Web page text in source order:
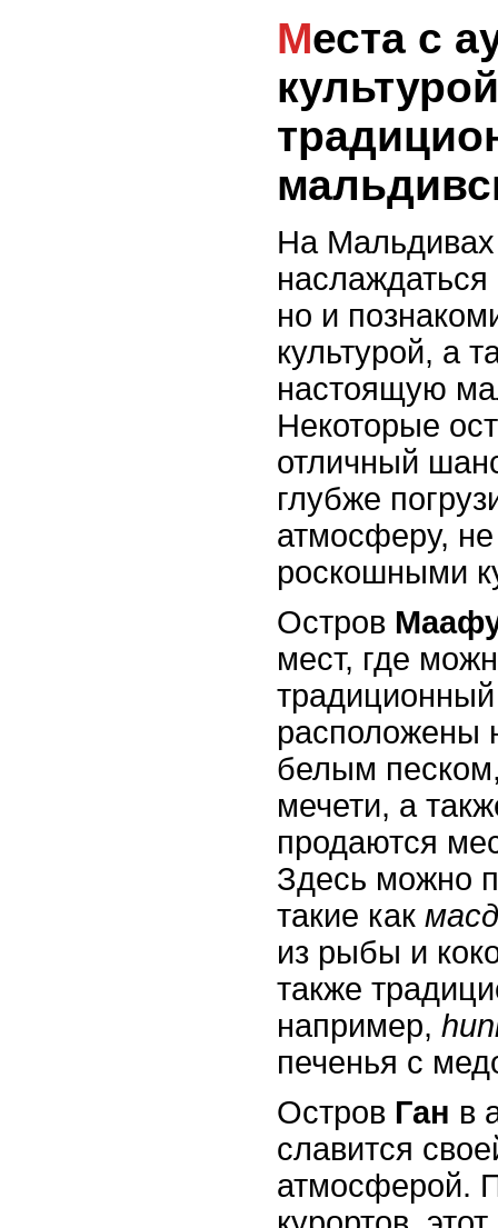
Места с аутентичной
На
но и
культурой, а
настоящую
Некоторые
отличный
глубже
атмосферу,
роскошными
Остров
мест, где
расположены
белым
мечети, а
продаются
Здесь можно
такие как
из рыбы и
также
например,
печенья с
Остров Ган в
славится
атмосферой.